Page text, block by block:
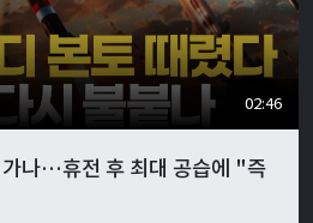
02:46
가나…휴전 후 최대 공습에 "즉